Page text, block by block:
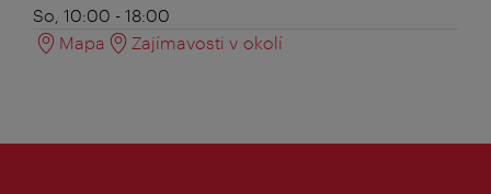
So, 10:00 - 18:00
Mapa
Zajímavosti v okolí